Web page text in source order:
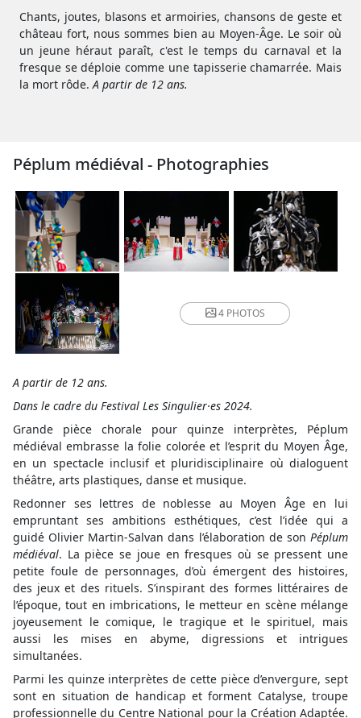
Chants, joutes, blasons et armoiries, chansons de geste et
château fort, nous sommes bien au Moyen-Âge. Le soir où
un jeune héraut paraît, c'est le temps du carnaval et la
fresque se déploie comme une tapisserie chamarrée. Mais
la mort rôde.A partir de 12 ans.
Péplum médiéval - Photographies
4 PHOTOS
A partir de 12 ans.
Dans le cadre du Festival Les Singulier·es 2024.
Grande pièce chorale pour quinze interprètes, Péplum
médiéval embrasse la folie colorée et l’esprit du Moyen Âge,
en un spectacle inclusif et pluridisciplinaire où dialoguent
théâtre, arts plastiques, danse et musique.
Redonner ses lettres de noblesse au Moyen Âge en lui
empruntant ses ambitions esthétiques, c’est l’idée qui a
guidé Olivier Martin-Salvan dans l’élaboration de son Péplum
médiéval. La pièce se joue en fresques où se pressent une
petite foule de personnages, d’où émergent des histoires,
des jeux et des rituels. S’inspirant des formes littéraires de
l’époque, tout en imbrications, le metteur en scène mélange
joyeusement le comique, le tragique et le spirituel, mais
aussi les mises en abyme, digressions et intrigues
simultanées.
Parmi les quinze interprètes de cette pièce d’envergure, sept
sont en situation de handicap et forment Catalyse, troupe
professionnelle du Centre National pour la Création Adaptée.